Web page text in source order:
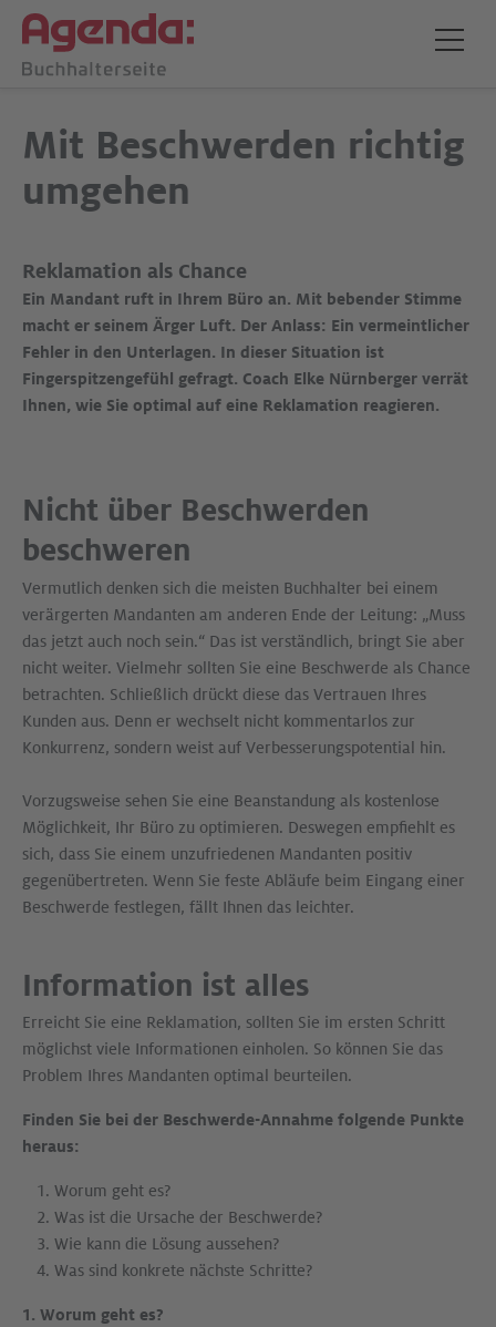
Mit Beschwerden richtig
umgehen
Reklamation als Chance
Ein Mandant ruft in Ihrem Büro an. Mit bebender Stimme
macht er seinem Ärger Luft. Der Anlass: Ein vermeintlicher
Fehler in den Unterlagen. In dieser Situation ist
Fingerspitzengefühl gefragt. Coach Elke Nürnberger verrät
Ihnen, wie Sie optimal auf eine Reklamation reagieren.
Nicht über Beschwerden
beschweren
Vermutlich denken sich die meisten Buchhalter bei einem
verärgerten Mandanten am anderen Ende der Leitung: „Muss
das jetzt auch noch sein.“ Das ist verständlich, bringt Sie aber
nicht weiter. Vielmehr sollten Sie eine Beschwerde als Chance
betrachten. Schließlich drückt diese das Vertrauen Ihres
Kunden aus. Denn er wechselt nicht kommentarlos zur
Konkurrenz, sondern weist auf Verbesserungspotential hin.
Vorzugsweise sehen Sie eine Beanstandung als kostenlose
Möglichkeit, Ihr Büro zu optimieren. Deswegen empfiehlt es
sich, dass Sie einem unzufriedenen Mandanten positiv
gegenübertreten. Wenn Sie feste Abläufe beim Eingang einer
Beschwerde festlegen, fällt Ihnen das leichter.
Information ist alles
Erreicht Sie eine Reklamation, sollten Sie im ersten Schritt
möglichst viele Informationen einholen. So können Sie das
Problem Ihres Mandanten optimal beurteilen.
Finden Sie bei der Beschwerde-Annahme folgende Punkte
heraus:
Worum geht es?
Was ist die Ursache der Beschwerde?
Wie kann die Lösung aussehen?
Was sind konkrete nächste Schritte?
1. Worum geht es?